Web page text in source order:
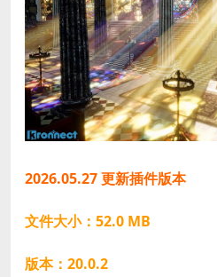
2026.05.27 更新插件版本
文件大小：52.0 MB
版本：20.0.2